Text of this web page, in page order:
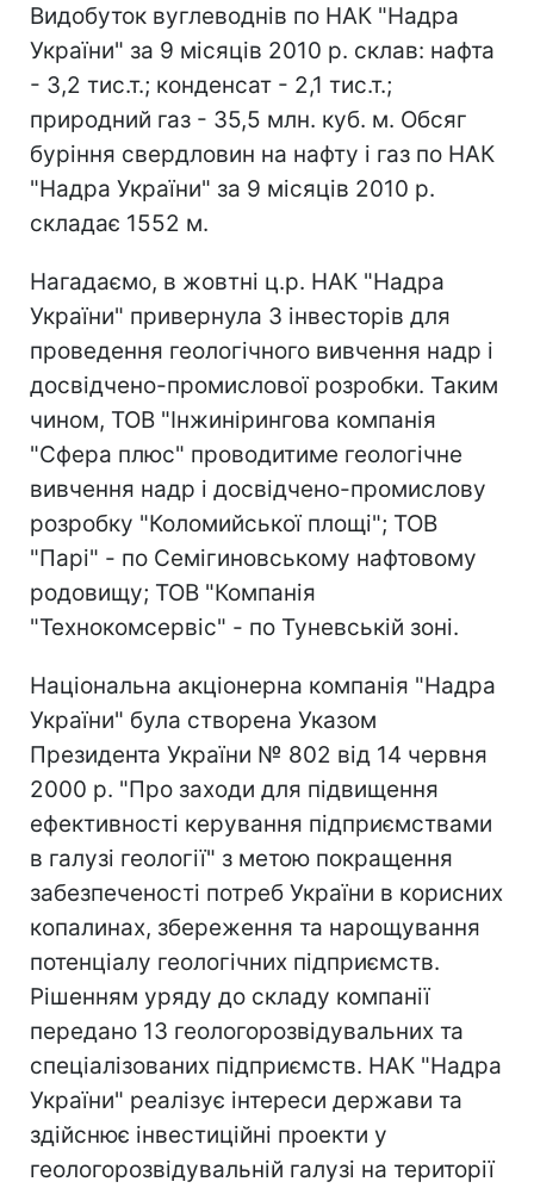
Видобуток вуглеводнів по НАК "Надра
України" за 9 місяців 2010 р. склав: нафта
- 3,2 тис.т.; конденсат - 2,1 тис.т.;
природний газ - 35,5 млн. куб. м. Обсяг
буріння свердловин на нафту і газ по НАК
"Надра України" за 9 місяців 2010 р.
складає 1552 м.
Нагадаємо, в жовтні ц.р. НАК "Надра
України" привернула 3 інвесторів для
проведення геологічного вивчення надр і
досвідчено-промислової розробки. Таким
чином, ТОВ "Інжинірингова компанія
"Сфера плюс" проводитиме геологічне
вивчення надр і досвідчено-промислову
розробку "Коломийської площі"; ТОВ
"Парі" - по Семігиновському нафтовому
родовищу; ТОВ "Компанія
"Технокомсервіс" - по Туневській зоні.
Національна акціонерна компанія "Надра
України" була створена Указом
Президента України № 802 від 14 червня
2000 р. "Про заходи для підвищення
ефективності керування підприємствами
в галузі геології" з метою покращення
забезпеченості потреб України в корисних
копалинах, збереження та нарощування
потенціалу геологічних підприємств.
Рішенням уряду до складу компанії
передано 13 геологорозвідувальних та
спеціалізованих підприємств. НАК "Надра
України" реалізує інтереси держави та
здійснює інвестиційні проекти у
геологорозвідувальній галузі на території